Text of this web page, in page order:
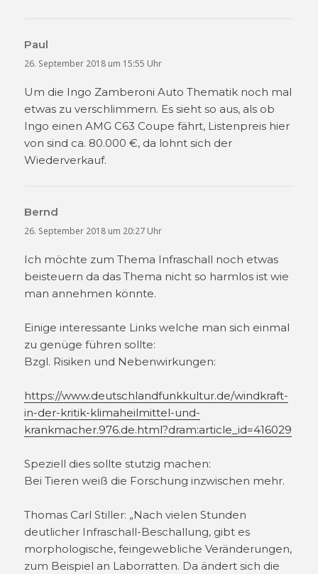
Paul
26. September 2018 um 15:55 Uhr
Um die Ingo Zamberoni Auto Thematik noch mal
etwas zu verschlimmern. Es sieht so aus, als ob
Ingo einen AMG C63 Coupe fährt, Listenpreis hier
von sind ca. 80.000 €, da lohnt sich der
Wiederverkauf.
Bernd
26. September 2018 um 20:27 Uhr
Ich möchte zum Thema Infraschall noch etwas
beisteuern da das Thema nicht so harmlos ist wie
man annehmen könnte.
Einige interessante Links welche man sich einmal
zu genüge führen sollte:
Bzgl. Risiken und Nebenwirkungen:
https://www.deutschlandfunkkultur.de/windkraft-
in-der-kritik-klimaheilmittel-und-
krankmacher.976.de.html?dram:article_id=416029
Speziell dies sollte stutzig machen:
Bei Tieren weiß die Forschung inzwischen mehr.
Thomas Carl Stiller: „Nach vielen Stunden
deutlicher Infraschall-Beschallung, gibt es
morphologische, feingewebliche Veränderungen,
zum Beispiel an Laborratten. Da ändert sich die